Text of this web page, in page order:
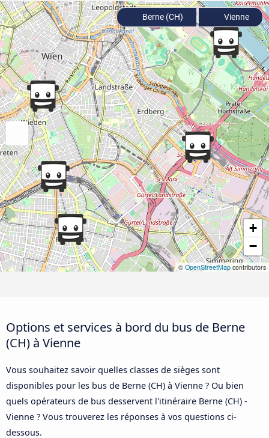
+
−
© OpenStreetMap contributors
Berne (CH) Vienne
Options et services à bord du bus de Berne
(CH) à Vienne
Vous souhaitez savoir quelles classes de sièges sont
disponibles pour les bus de Berne (CH) à Vienne ? Ou bien
quels opérateurs de bus desservent l'itinéraire Berne (CH) -
Vienne ? Vous trouverez les réponses à vos questions ci-
dessous.